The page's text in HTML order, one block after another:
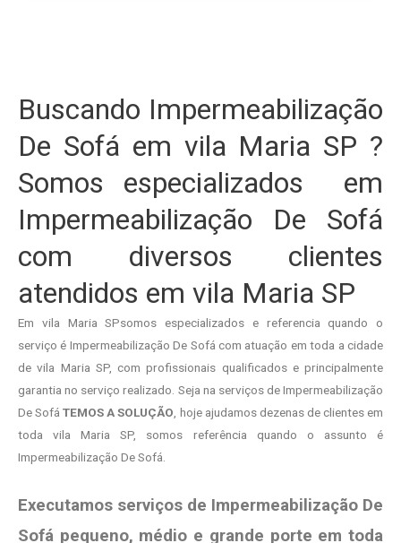
Buscando Impermeabilização
De Sofá em vila Maria SP ?
Somos especializados em
Impermeabilização De Sofá
com diversos clientes
atendidos em vila Maria SP
Em vila Maria SPsomos especializados e referencia quando o
serviço é Impermeabilização De Sofá com atuação em toda a cidade
de vila Maria SP, com profissionais qualificados e principalmente
garantia no serviço realizado. Seja na serviços de Impermeabilização
De SofáTEMOS A SOLUÇÃO , hoje ajudamos dezenas de clientes em
toda vila Maria SP, somos referência quando o assunto é
Impermeabilização De Sofá.
Executamos serviços de Impermeabilização De
Sofá pequeno, médio e grande porte em toda